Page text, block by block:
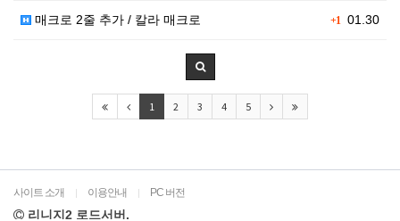
+1 01.30
매크로 2줄 추가 / 칼라 매크로
1 2 3 4 5
사이트 소개 | 이용안내 | PC 버전
리니지2 로드서버.